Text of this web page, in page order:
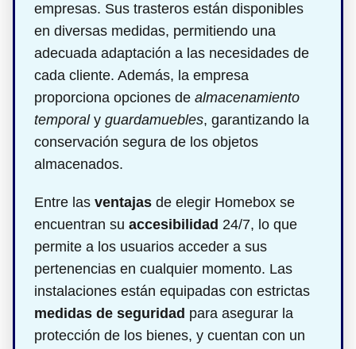
empresas. Sus trasteros están disponibles
en diversas medidas, permitiendo una
adecuada adaptación a las necesidades de
cada cliente. Además, la empresa
proporciona opciones de almacenamiento
temporaly guardamuebles, garantizando la
conservación segura de los objetos
almacenados.
Entre las ventajas de elegir Homebox se
encuentran su accesibilidad 24/7, lo que
permite a los usuarios acceder a sus
pertenencias en cualquier momento. Las
instalaciones están equipadas con estrictas
medidas de seguridad para asegurar la
protección de los bienes, y cuentan con un